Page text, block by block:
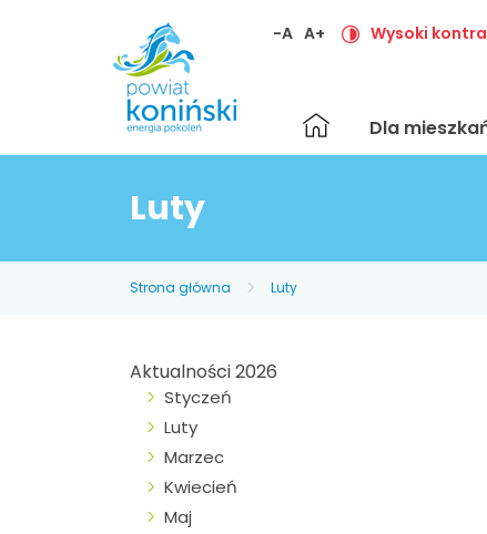
-A A+ Wysoki
Strona
główna
Dla
Luty
Strona główna Luty
Aktualności 2026
Styczeń
Luty
Marzec
Kwiecień
Maj